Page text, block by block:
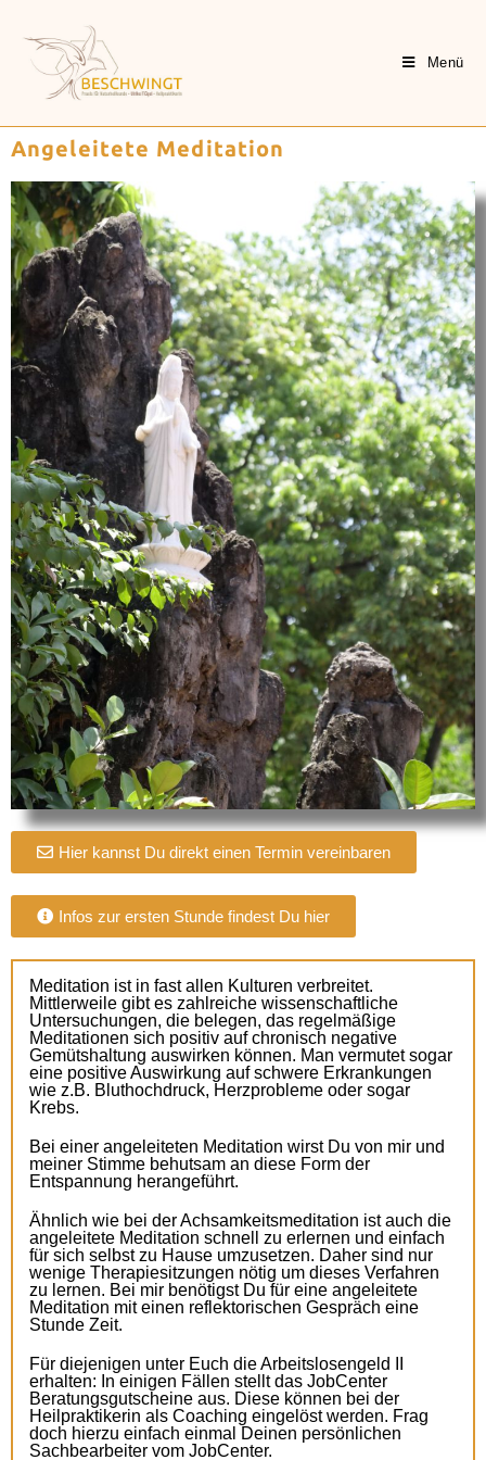
Menü
Angeleitete Meditation
Hier kannst Du direkt einen Termin vereinbaren
Infos zur ersten Stunde findest Du hier
Meditation ist in fast allen Kulturen verbreitet.
Mittlerweile gibt es zahlreiche wissenschaftliche
Untersuchungen, die belegen, das regelmäßige
Meditationen sich positiv auf chronisch negative
Gemütshaltung auswirken können. Man vermutet sogar
eine positive Auswirkung auf schwere Erkrankungen
wie z.B. Bluthochdruck, Herzprobleme oder sogar
Krebs.
Bei einer angeleiteten Meditation wirst Du von mir und
meiner Stimme behutsam an diese Form der
Entspannung herangeführt.
Ähnlich wie bei der Achsamkeitsmeditation ist auch die
angeleitete Meditation schnell zu erlernen und einfach
für sich selbst zu Hause umzusetzen. Daher sind nur
wenige Therapiesitzungen nötig um dieses Verfahren
zu lernen. Bei mir benötigst Du für eine angeleitete
Meditation mit einen reflektorischen Gespräch eine
Stunde Zeit.
Für diejenigen unter Euch die Arbeitslosengeld II
erhalten: In einigen Fällen stellt das JobCenter
Beratungsgutscheine aus. Diese können bei der
Heilpraktikerin als Coaching eingelöst werden. Frag
doch hierzu einfach einmal Deinen persönlichen
Sachbearbeiter vom JobCenter.